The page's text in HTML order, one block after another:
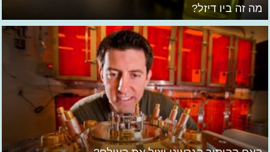
מה זה ביו דיזל?